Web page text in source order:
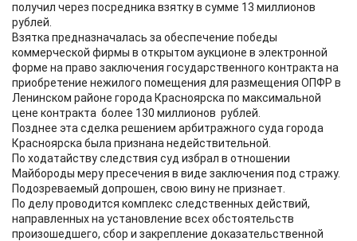
получил через посредника взятку в сумме 13 миллионов
рублей.
Взятка предназначалась за обеспечение победы
коммерческой фирмы в открытом аукционе в электронной
форме на право заключения государственного контракта на
приобретение нежилого помещения для размещения ОПФР в
Ленинском районе города Красноярска по максимальной
цене контракта более 130 миллионов рублей.
Позднее эта сделка решением арбитражного суда города
Красноярска была признана недействительной.
По ходатайству следствия суд избрал в отношении
Майбороды меру пресечения в виде заключения под стражу.
Подозреваемый допрошен, свою вину не признает.
По делу проводится комплекс следственных действий,
направленных на установление всех обстоятельств
произошедшего, сбор и закрепление доказательственной